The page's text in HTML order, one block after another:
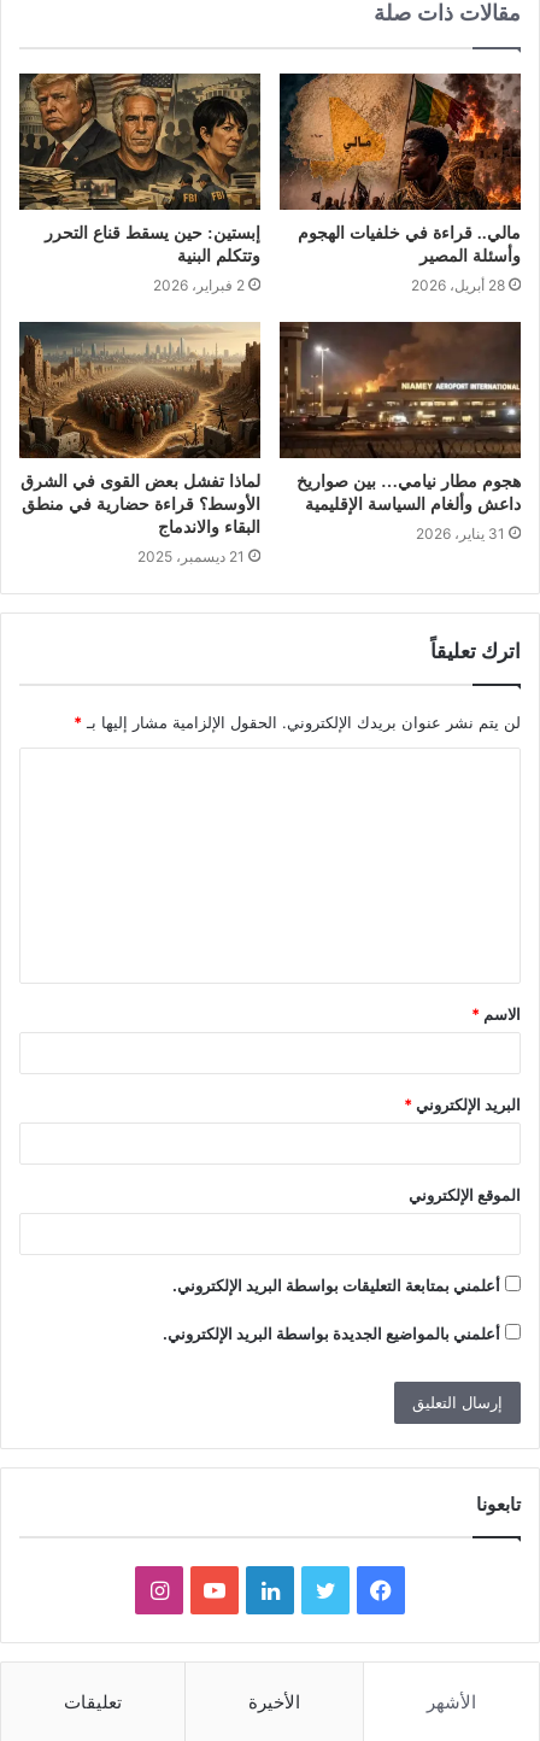
مقالات ذات صلة
مالي.. قراءة في خلفيات الهجوم
وأسئلة المصير
28 أبريل، 2026
إبستين: حين يسقط قناع التحرر
وتتكلم البنية
2 فبراير، 2026
هجوم مطار نيامي… بين صواريخ
داعش وألغام السياسة الإقليمية
31 يناير، 2026
لماذا تفشل بعض القوى في الشرق
الأوسط؟ قراءة حضارية في منطق
البقاء والاندماج
21 ديسمبر، 2025
اترك تعليقاً
لن يتم نشر عنوان بريدك الإلكتروني. الحقول الإلزامية مشار إليها بـ *
ق
*
الاسم *
البريد الإلكتروني*
الموقع الإلكتروني
أعلمني بمتابعة التعليقات بواسطة البريد الإلكتروني.
أعلمني بالمواضيع الجديدة بواسطة البريد الإلكتروني.
تابعونا
ي
و
ي
و
ن
الأشهر الأخيرة تعليقات